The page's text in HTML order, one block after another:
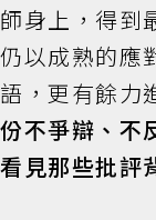
身上，得到
以成熟的應
，更有餘力
不爭辯、不
見那些批評